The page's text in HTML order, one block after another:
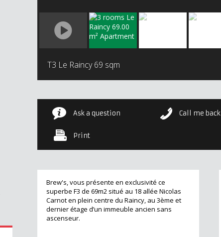
T3 Le Raincy69 sqm
Ask a question Call me back
Print
Brew's, vous présente en exclusivité ce
superbe F3 de 69m2 situé au 18 allée Nicolas
Carnot en plein centre du Raincy, au 3ème et
dernier étage d’un immeuble ancien sans
ascenseur.